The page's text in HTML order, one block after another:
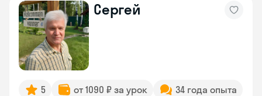
Сергей
5 от 1090 ₽ за урок
34 года опыта